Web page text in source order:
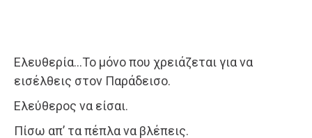
Ελευθερία…Το μόνο που χρειάζεται για να
εισέλθεις στον Παράδεισο.
Ελεύθερος να είσαι.
Πίσω απ’ τα πέπλα να βλέπεις.